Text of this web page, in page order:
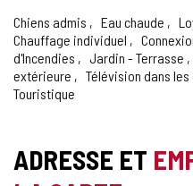
Chiens admis Eau chaude
Chauffage individuel
d'Incendies
Jardin - Terrasse
extérieure
Télévision dans les
Touristique
ADRESSE ET